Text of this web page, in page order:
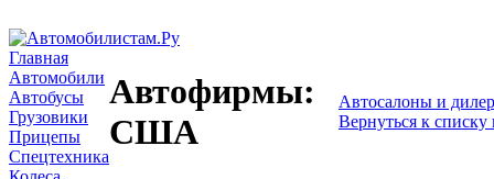
Главная
Автомобили
Автобусы
Грузовики
Прицепы
Спецтехника
Автофирмы:
США
Автосалоны и
Вернуться к списку